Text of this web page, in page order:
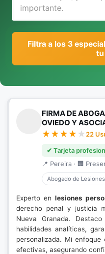
Filtra a los 3
tu
FIRMA DE
OVIEDO Y
22
✔ Tarjeta
📍 Pereira · 🏢
Abogado de
Experto en lesiones
derecho penal y justicia
Nueva Granada.
habilidades analíticas,
personalizada. Mi
efectivas, asegurando